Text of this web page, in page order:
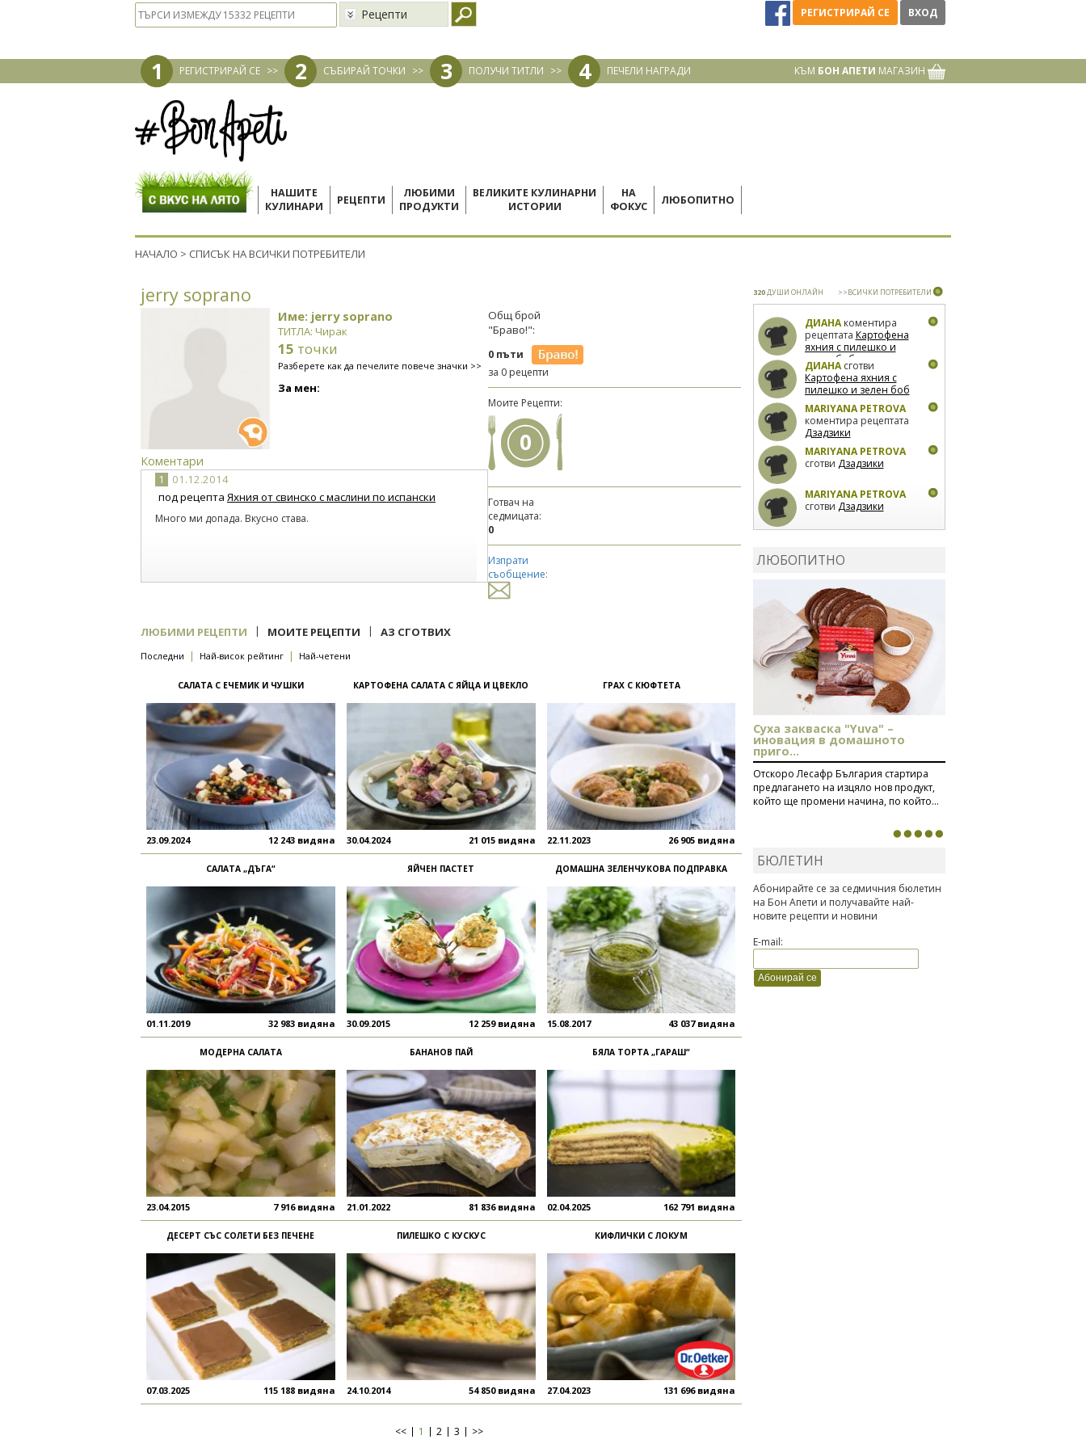
Рецепти РЕГИСТРИРАЙ СЕ ВХОД
1 РЕГИСТРИРАЙ СЕ >> 2 СЪБИРАЙ ТОЧКИ >> 3 ПОЛУЧИ ТИТЛИ >> 4 ПЕЧЕЛИ НАГРАДИ КЪМ БОН АПЕТИ МАГАЗИН
НАШИТЕ
КУЛИНАРИ
РЕЦЕПТИ
ЛЮБИМИ
ПРОДУКТИ
ВЕЛИКИТЕ КУЛИНАРНИ
ИСТОРИИ
НА
ФОКУС
ЛЮБОПИТНО
НАЧАЛО > СПИСЪК НА ВСИЧКИ ПОТРЕБИТЕЛИ
jerry soprano
Име: jerry soprano
ТИТЛА: Чирак
15 точки
Разберете как да печелите повече значки >>
За мен:
Коментари
1
01.12.2014
под рецепта Яхния от свинско с маслини по испански
Много ми допада. Вкусно става.
Общ брой
"Браво!":
0 пъти
за 0 рецепти
Моите Рецепти:
0
Готвач на
седмицата:
0
Изпрати
съобщение:
ЛЮБИМИ РЕЦЕПТИ | МОИТЕ РЕЦЕПТИ | АЗ СГОТВИХ
Последни | Най-висок рейтинг | Най-четени
САЛАТА С ЕЧЕМИК И ЧУШКИ
23.09.2024 12 243 видяна
КАРТОФЕНА САЛАТА С ЯЙЦА И ЦВЕКЛО
30.04.2024 21 015 видяна
ГРАХ С КЮФТЕТА
22.11.2023 26 905 видяна
САЛАТА „ДЪГА“
01.11.2019 32 983 видяна
ЯЙЧЕН ПАСТЕТ
30.09.2015 12 259 видяна
ДОМАШНА ЗЕЛЕНЧУКОВА ПОДПРАВКА
15.08.2017 43 037 видяна
МОДЕРНА САЛАТА
23.04.2015 7 916 видяна
БАНАНОВ ПАЙ
21.01.2022 81 836 видяна
БЯЛА ТОРТА „ГАРАШ“
02.04.2025 162 791 видяна
ДЕСЕРТ СЪС СОЛЕТИ БЕЗ ПЕЧЕНЕ
07.03.2025 115 188 видяна
ПИЛЕШКО С КУСКУС
24.10.2014 54 850 видяна
КИФЛИЧКИ С ЛОКУМ
27.04.2023 131 696 видяна
<< 1 2 3 >>
320ДУШИ ОНЛАЙН >>ВСИЧКИ ПОТРЕБИТЕЛИ
ДИАНАкоментира
рецептата Картофена
яхния с пилешко и
зелен боб
ДИАНАсготви
Картофена яхния с
пилешко и зелен боб
MARIYANA PETROVA
коментира рецептата
Дзадзики
MARIYANA PETROVA
сготви Дзадзики
MARIYANA PETROVA
сготви Дзадзики
фурна
рецептатаСвински
ребра с печени
картофи
ЛЮБОПИТНО
Суха закваска "Yuva" –
иновация в домашното
приго...
Отскоро Лесафр България стартира
предлагането на изцяло нов продукт,
който ще промени начина, по който...
БЮЛЕТИН
Абонирайте се за седмичния бюлетин
на Бон Апети и получавайте най-
новите рецепти и новини
E-mail: